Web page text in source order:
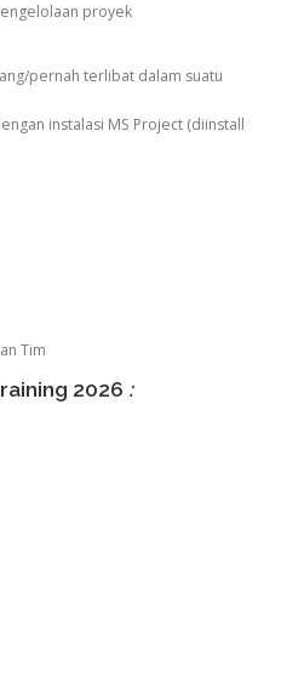
proyek
pernah terlibat dalam suatu
instalasi MS Project (diinstall
Tim
2026 :